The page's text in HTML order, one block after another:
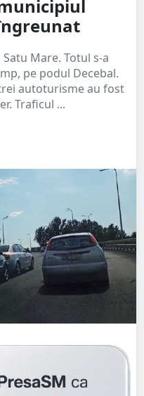
Mare. Totul s-a
pe podul Decebal.
autoturisme au fost
Traficul ...